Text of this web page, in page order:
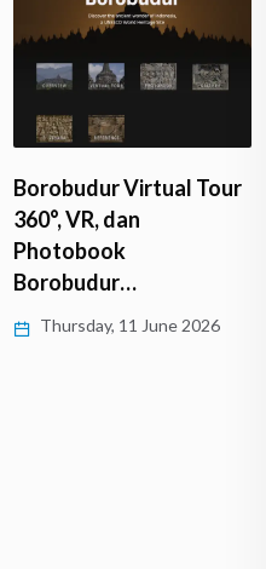
Borobudur Virtual Tour
360°, VR, dan
Photobook
Borobudur…
Thursday, 11 June 2026